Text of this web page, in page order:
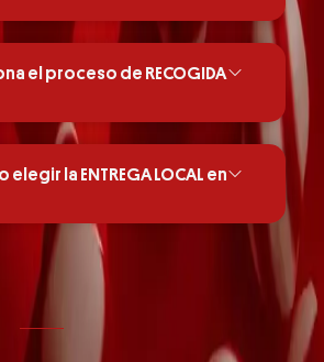
el proceso de RECOGIDA
la ENTREGA LOCAL en